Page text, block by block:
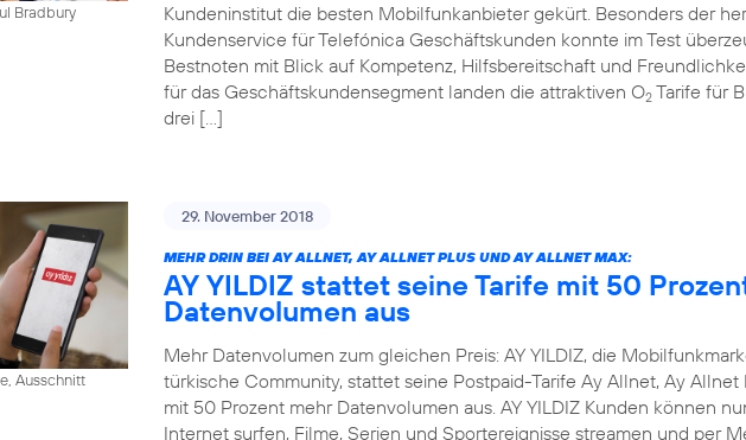
Bradbury
Kundeninstitut die besten Mobilfunkanbieter gekürt. Besonders der
Kundenservice für Telefónica Geschäftskunden konnte im Test
Bestnoten mit Blick auf Kompetenz, Hilfsbereitschaft und
für das Geschäftskundensegment landen die attraktiven O2 Tarife für
drei […]
Ausschnitt
29. November 2018
MEHR DRIN BEI AY ALLNET, AY ALLNET PLUS UND AY ALLNET MAX:
AY YILDIZ stattet seine Tarife mit 50
Datenvolumen aus
Mehr Datenvolumen zum gleichen Preis: AY YILDIZ, die
türkische Community, stattet seine Postpaid-Tarife Ay Allnet, Ay
mit 50 Prozent mehr Datenvolumen aus. AY YILDIZ Kunden können
Internet surfen, Filme, Serien und Sportereignisse streamen und per